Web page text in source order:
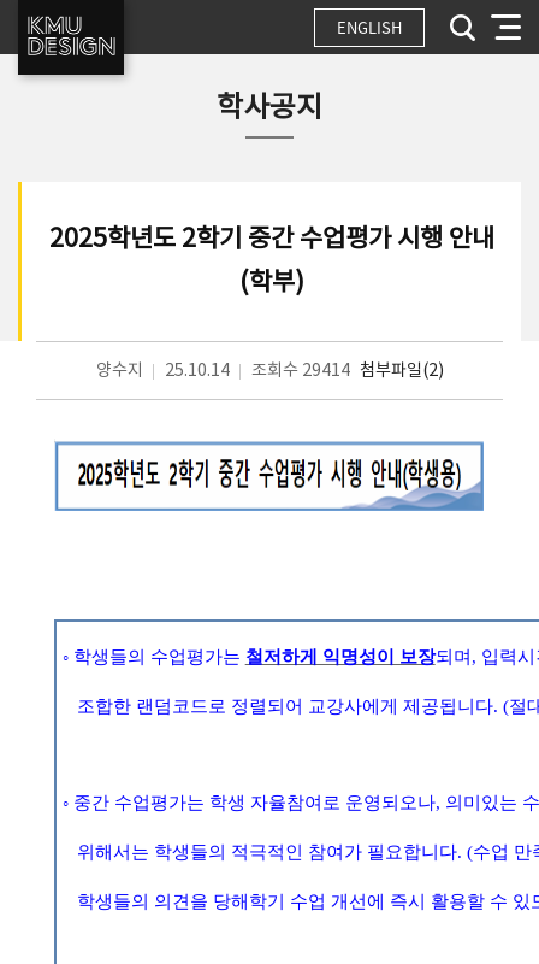
ENGLISH
학사공지
2025학년도 2학기 중간 수업평가 시행 안내
(학부)
양수지 25.10.14 조회수 29414 첨부파일(2)
◦ 학생들의 수업평가는 철저하게 익명성이 보장되며 , 입력시
조합한 랜덤코드로 정렬되어 교강사에게 제공됩니다. (절
◦ 중간 수업평가는 학생 자율참여로 운영되오나, 의미있는
위해서는 학생들의 적극적인 참여가 필요합니다. (수업 만
학생들의 의견을 당해학기 수업 개선에 즉시 활용할 수 있